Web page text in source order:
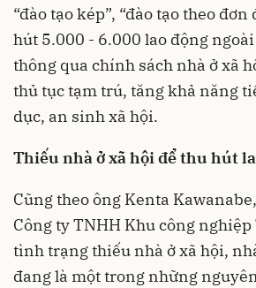
“đào tạo kép”, “đào tạo theo
hút 5.000 - 6.000 lao động
thông qua chính sách nhà ở xã
thủ tục tạm trú, tăng khả năng
dục, an sinh xã hội.
Thiếu nhà ở xã hội để thu hút
Cũng theo ông Kenta
Công ty TNHH Khu công
tình trạng thiếu nhà ở xã hội,
đang là một trong những